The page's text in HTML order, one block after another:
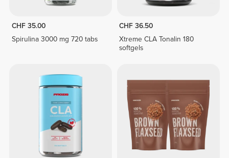
CHF 35.00
Spirulina 3000 mg 720 tabs
CHF 36.50
Xtreme CLA Tonalin 180
softgels